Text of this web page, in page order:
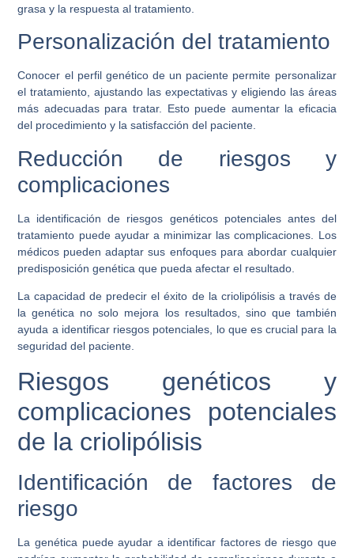
grasa y la respuesta al tratamiento.
Personalización del tratamiento
Conocer el perfil genético de un paciente permite personalizar
el tratamiento, ajustando las expectativas y eligiendo las áreas
más adecuadas para tratar. Esto puede aumentar la eficacia
del procedimiento y la satisfacción del paciente.
Reducción de riesgos y
complicaciones
La identificación de riesgos genéticos potenciales antes del
tratamiento puede ayudar a minimizar las complicaciones. Los
médicos pueden adaptar sus enfoques para abordar cualquier
predisposición genética que pueda afectar el resultado.
La capacidad de predecir el éxito de la criolipólisis a través de
la genética no solo mejora los resultados, sino que también
ayuda a identificar riesgos potenciales, lo que es crucial para la
seguridad del paciente.
Riesgos genéticos y
complicaciones potenciales
de la criolipólisis
Identificación de factores de
riesgo
La genética puede ayudar a identificar factores de riesgo que